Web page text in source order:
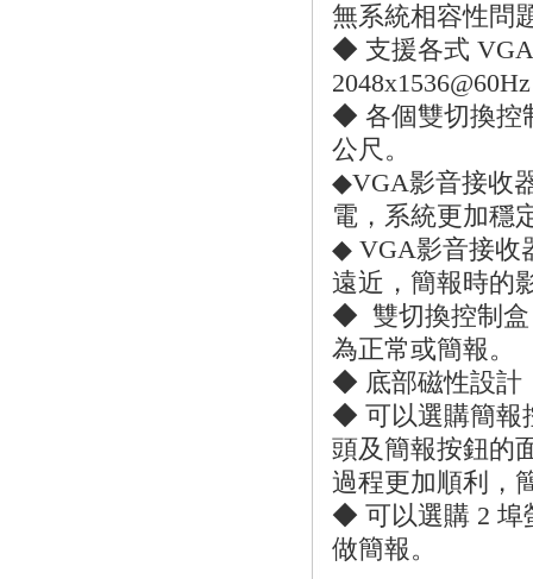
無系統相容性問
◆ 支援各式
◆ 各個雙切換控
公尺。
◆VGA影音接收
電，系統更加穩
◆ VGA影音接收
遠近，簡報時的
◆ 雙切換控制盒
為正常或簡報。
◆ 底部磁性設計
◆ 可以選購簡報
頭及簡報按鈕的
過程更加順利，
◆ 可以選購 2 埠
做簡報。